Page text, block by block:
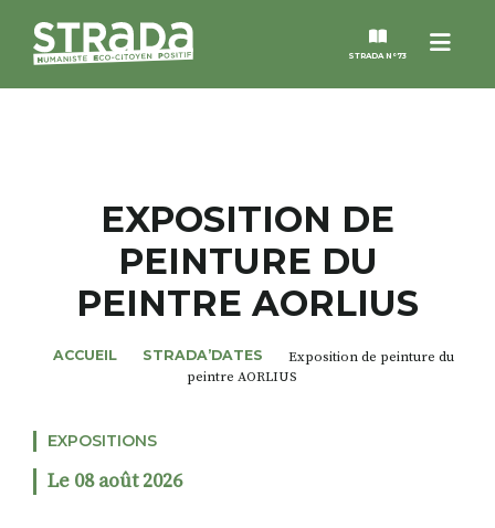
Menu
STRADA N°73
MAGAZINES
NOS THÈMES
EXPOSITION DE
PEINTURE DU
PEINTRE AORLIUS
ACCUEIL STRADA’DATES
Exposition de peinture du
peintre AORLIUS
EXPOSITIONS
Le 08 août 2026